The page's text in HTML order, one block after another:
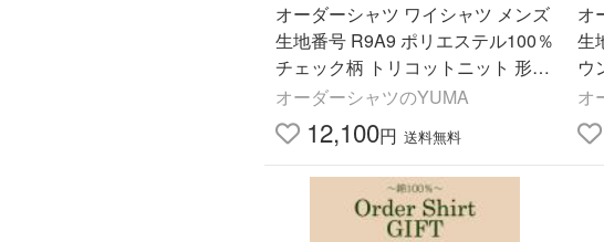
オーダーシャツ ワイシャツ メンズ
生地番号 R9A9 ポリエステル100％
チェック柄 トリコットニット 形態
安定 ストレッチ素材 吸水速乾
オーダーシャツのYUMA
12,100円 送料無料
オ
生
ウ
オ